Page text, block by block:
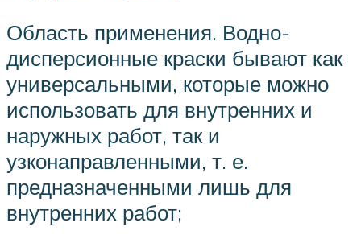
Область применения. Водно-
дисперсионные краски бывают как
универсальными, которые можно
использовать для внутренних и
наружных работ, так и
узконаправленными, т. е.
предназначенными лишь для
внутренних работ;